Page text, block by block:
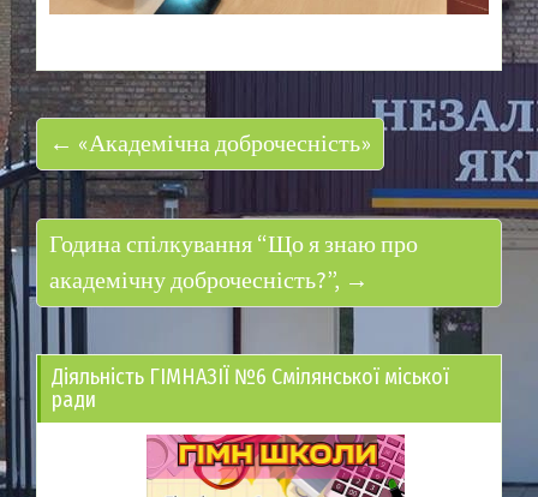
← «Академічна доброчесність»
Година спілкування “Що я знаю про
академічну доброчесність?”, →
Діяльність ГІМНАЗІЇ №6 Смілянської міської
ради